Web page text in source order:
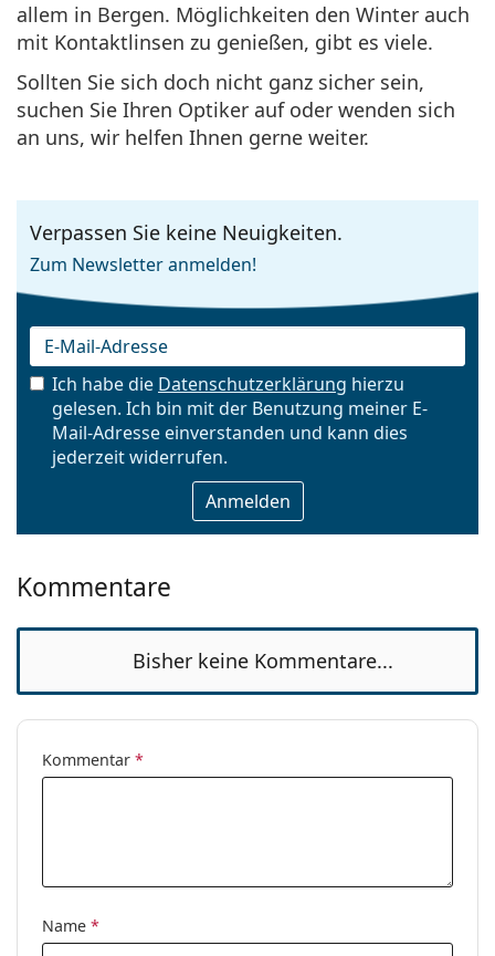
allem in Bergen. Möglichkeiten den Winter auch
mit Kontaktlinsen zu genießen, gibt es viele.
Sollten Sie sich doch nicht ganz sicher sein,
suchen Sie Ihren Optiker auf oder wenden sich
an uns, wir helfen Ihnen gerne weiter.
Verpassen Sie keine Neuigkeiten.
Zum Newsletter anmelden!
E-Mail
Ich habe die Datenschutzerklärung hierzu
gelesen. Ich bin mit der Benutzung meiner E-
Mail-Adresse einverstanden und kann dies
jederzeit widerrufen.
Kommentare
Bisher keine Kommentare...
Kommentar *
Name *